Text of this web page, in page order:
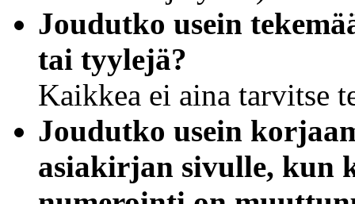
Joudutko usein
tai tyylejä?
Kaikkea ei aina tarvitse
Joudutko usein
asiakirjan sivulle, kun